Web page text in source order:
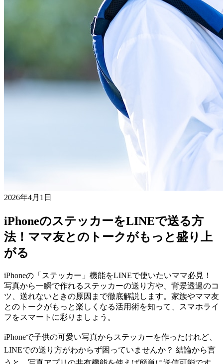
2026年4月1日
iPhoneのステッカーをLINEで送る方
法！ママ友とのトークがもっと盛り上
がる
iPhoneの「ステッカー」機能をLINEで使いたいママ必見！
写真から一瞬で作れるステッカーの送り方や、背景透過のコ
ツ、送れないときの原因まで徹底解説します。家族やママ友
とのトークがもっと楽しくなる活用術を知って、スマホライ
フをスマートに彩りましょう。
iPhoneで子供の可愛い写真からステッカーを作ったけれど、
LINEでの送り方がわからず困っていませんか？ 結論から言